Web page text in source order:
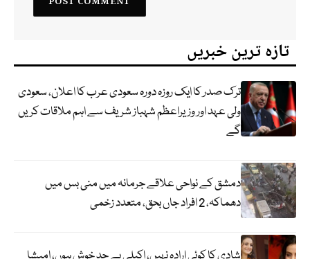
تازہ ترین خبریں
ترک صدر کا ایک روزہ دورہ سعودی عرب کا اعلان، سعودی
ولی عہد اور وزیراعظم شہباز شریف سے اہم ملاقات کریں
گے
دمشق کے نواحی علاقے جرمانہ میں منی بس میں
دھماکہ، 2 افراد جاں بحق، متعدد زخمی